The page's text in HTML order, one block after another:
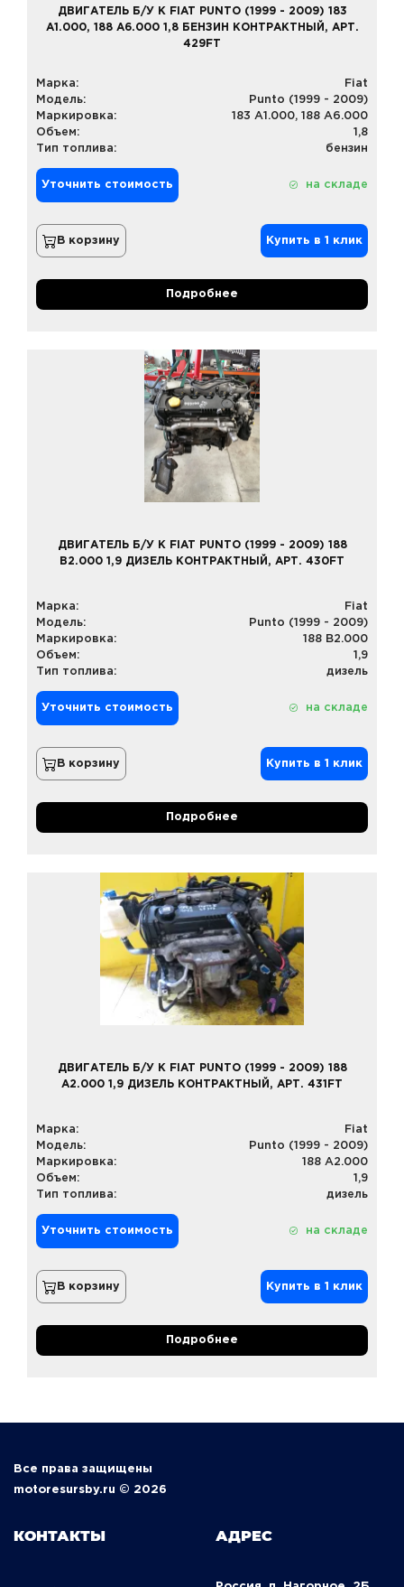
ДВИГАТЕЛЬ Б/У К FIAT PUNTO (1999 - 2009) 183
A1.000, 188 A6.000 1,8 БЕНЗИН КОНТРАКТНЫЙ, АРТ.
429FT
Марка:
Fiat
Модель:
Punto (1999 - 2009)
Маркировка:
183 A1.000, 188 A6.000
Объем:
1,8
Тип топлива:
бензин
Уточнить стоимость на складе
В корзину Купить в 1 клик
Подробнее
ДВИГАТЕЛЬ Б/У К FIAT PUNTO (1999 - 2009) 188
B2.000 1,9 ДИЗЕЛЬ КОНТРАКТНЫЙ, АРТ. 430FT
Марка:
Fiat
Модель:
Punto (1999 - 2009)
Маркировка:
188 B2.000
Объем:
1,9
Тип топлива:
дизель
Уточнить стоимость на складе
В корзину Купить в 1 клик
Подробнее
ДВИГАТЕЛЬ Б/У К FIAT PUNTO (1999 - 2009) 188
A2.000 1,9 ДИЗЕЛЬ КОНТРАКТНЫЙ, АРТ. 431FT
Марка:
Fiat
Модель:
Punto (1999 - 2009)
Маркировка:
188 A2.000
Объем:
1,9
Тип топлива:
дизель
Уточнить стоимость на складе
В корзину Купить в 1 клик
Подробнее
Все права защищены
motoresursby.ru © 2026
КОНТАКТЫ АДРЕС